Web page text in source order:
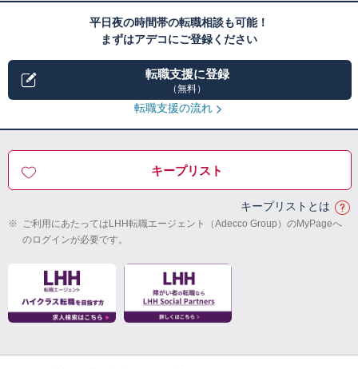
平日夜の時間帯の転職相談も可能！
まずはアデコにご登録ください
転職支援に登録
（無料）
転職支援の流れ
キープリスト
キープリストとは
※ ご利用にあたってはLHH転職エージェント（Adecco Group）のMyPageへ
のログインが必要です。